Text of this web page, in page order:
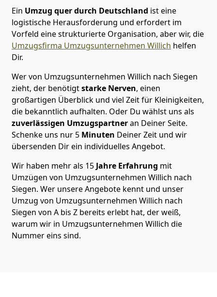
Ein Umzug quer durch Deutschland ist eine
logistische Herausforderung und erfordert im
Vorfeld eine strukturierte Organisation, aber wir, die
Umzugsfirma Umzugsunternehmen Willich helfen
Dir.
Wer von Umzugsunternehmen Willich nach Siegen
zieht, der benötigtstarke Nerven, einen
großartigen Überblick und viel Zeit für Kleinigkeiten,
die bekanntlich aufhalten. Oder Du wählst uns als
zuverlässigen Umzugspartneran Deiner Seite.
Schenke uns nur 5 Minuten Deiner Zeit und wir
übersenden Dir ein individuelles Angebot.
Wir haben mehr als 15 Jahre Erfahrung mit
Umzügen von Umzugsunternehmen Willich nach
Siegen. Wer unsere Angebote kennt und unser
Umzug von Umzugsunternehmen Willich nach
Siegen von A bis Z bereits erlebt hat, der weiß,
warum wir in Umzugsunternehmen Willich die
Nummer eins sind.